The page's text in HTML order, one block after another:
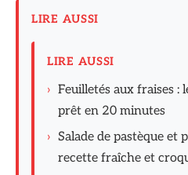
LIRE AUSSI
LIRE AUSSI
› Feuilletés aux fraises :
prêt en 20 minutes
› Salade de pastèque et
recette fraîche et